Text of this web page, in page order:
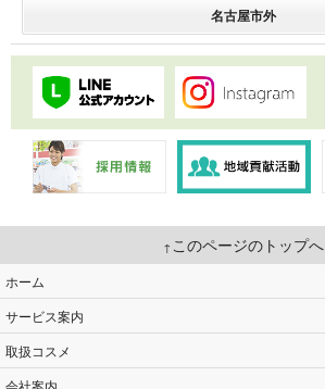
名古屋市外
このページのトップへ
ホーム
サービス案内
取扱コスメ